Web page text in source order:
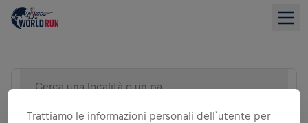
Cerca una località o un paese)
Trattiamo le informazioni personali dell`utente per